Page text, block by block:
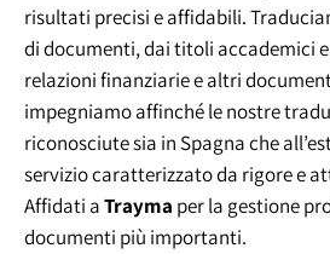
risultati precisi e affidabili.
di documenti, dai titoli accademici
relazioni finanziarie e altri
impegniamo affinché le nostre
riconosciute sia in Spagna che
servizio caratterizzato da rigore e
Affidati aTrayma per la gestione
documenti più importanti.